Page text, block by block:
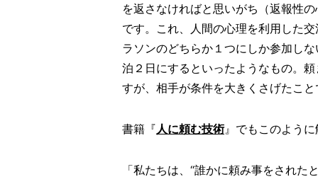
を返さなければと思いがち（返報性
です。これ、人間の心理を利用した
ラソンのどちらか１つにしか参加し
泊２日にするといったようなもの。
すが、相手が条件を大きくさげたこ
書籍『 人に頼む技術』でもこのよう
「私たちは、“誰かに頼み事をされ